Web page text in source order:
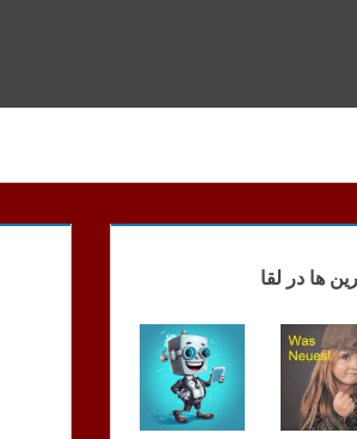
ها در لقا